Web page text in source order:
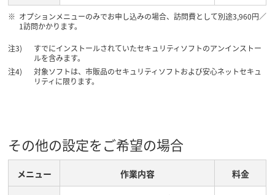
オプションメニューのみでお申し込みの場合、訪問費として別途3,960円／
1訪問かかります。
すでにインストールされていたセキュリティソフトのアンインストー
ルを含みます。
対象ソフトは、市販品のセキュリティソフトおよび安心ネットセキュ
リティに限ります。
その他の設定をご希望の場合
メニュー 作業内容 料金